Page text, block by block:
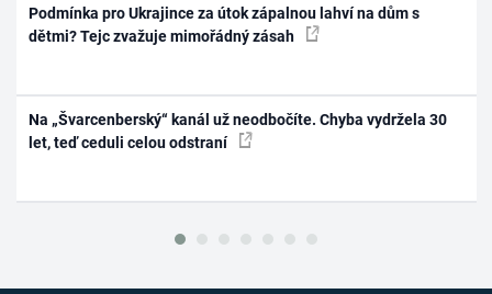
Podmínka pro Ukrajince za útok zápalnou lahví na dům s
dětmi? Tejc zvažuje mimořádný zásah
Na „Švarcenberský“ kanál už neodbočíte. Chyba vydržela 30
let, teď ceduli celou odstraní